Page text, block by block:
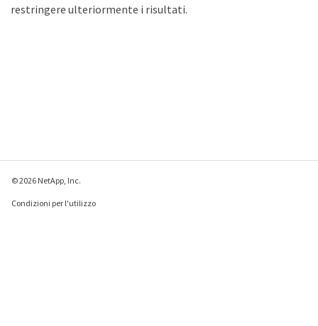
restringere ulteriormente i risultati.
© 2026 NetApp, Inc.
Condizioni per l'utilizzo